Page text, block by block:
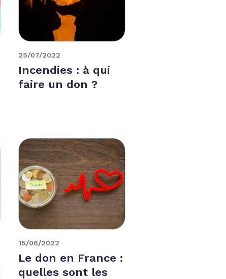
25/07/2022
Incendies : à qui
faire un don ?
15/06/2022
Le don en France :
quelles sont les